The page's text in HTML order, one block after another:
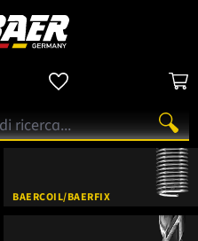
BAERCOIL/BAERFIX